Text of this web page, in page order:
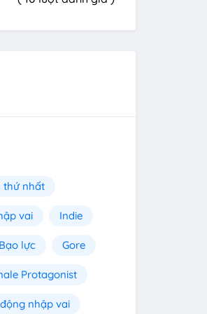
thứ nhất
vai Indie
Bạo lực Gore
Protagonist
nhập vai